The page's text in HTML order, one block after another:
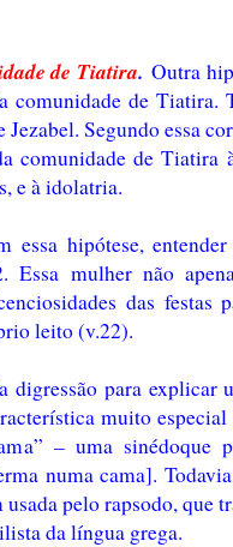
de Tiatira.Outra
comunidade de Tiatira.
Segundo essa
comunidade de Tiatira
e à idolatria.
essa hipótese,
Essa mulher não
das festas
leito (v.22).
digressão para explicar
muito
– uma sinédoque
numa cama].
pelo rapsodo, que
da língua grega.